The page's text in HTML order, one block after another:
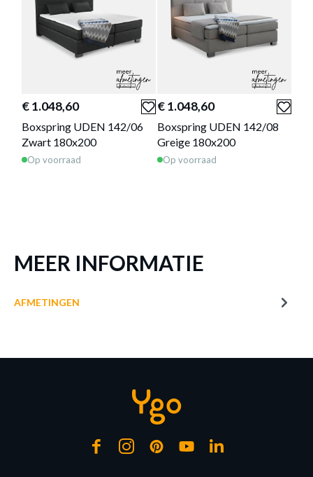
€ 1.048,60
Boxspring UDEN 142/06
Zwart 180x200
Op voorraad
€ 1.048,60
Boxspring UDEN 142/08
Greige 180x200
Op voorraad
MEER INFORMATIE
AFMETINGEN
GA NAAR WINKELMANDJE of verder winkelen
Deze producten passen goed
samen!